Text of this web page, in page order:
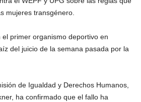
mujeres transgénero.
primer organismo deportivo en
del juicio de la semana pasada por la
de Igualdad y Derechos Humanos,
ha confirmado que el fallo ha